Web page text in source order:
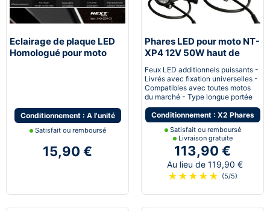
Eclairage de plaque LED
Homologué pour moto
Conditionnement : A l'unité
Satisfait ou remboursé
15,90 €
Phares LED pour moto NT-
XP4 12V 50W haut de
gamme - noir
Feux LED additionnels puissants -
Livrés avec fixation universelles -
Compatibles avec toutes motos
du marché - Type longue portée
Conditionnement : X2 Phares
Satisfait ou remboursé
Livraison gratuite
113,90 €
Au lieu de 119,90 €
★ ★ ★ ★ ★ (5/5)